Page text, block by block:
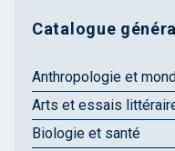
Catalogue général
Anthropologie et
Arts et essais
Biologie et santé